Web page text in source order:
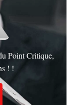
Point Critique,
! !